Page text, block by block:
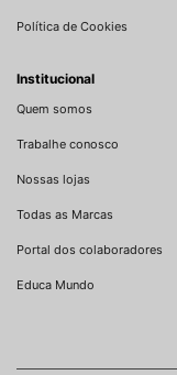
Política de Cookies
Institucional
Quem somos
Trabalhe conosco
Nossas lojas
Todas as Marcas
Portal dos colaboradores
Educa Mundo